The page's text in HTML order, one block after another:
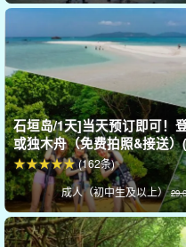
石垣岛/1天]当天预订即可！
或独木舟（免费拍照&接送）
成人（初中生及以上）
(162条)